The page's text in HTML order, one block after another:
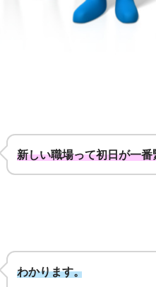
新しい職場って初日が一
わかります。